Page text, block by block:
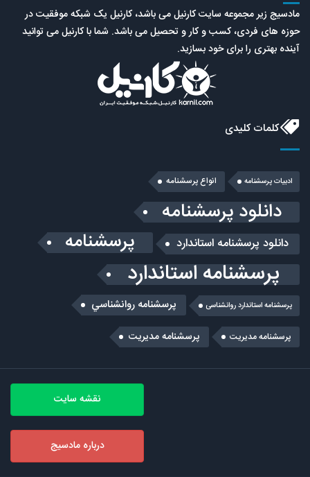
مادسیج زیر مجموعه سایت کارنیل می باشد، کارنیل یک شبکه موفقیت در
حوزه های فردی، کسب و کار و تحصیل می باشد. شما با کارنیل می توانید
آینده بهتری را برای خود بسازید.
کلمات کلیدی
ادبیات پرسشنامه انواع پرسشنامه
دانلود پرسشنامه
دانلود پرسشنامه استاندارد پرسشنامه
پرسشنامه استاندارد
پرسشنامه استاندارد روانشناسی پرسشنامه روانشناسي
پرسشنامه مديريت پرسشنامه مدیریت
نقشه سایت
درباره مادسیج